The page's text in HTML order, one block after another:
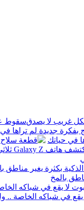
سقوط
في حياتك
بالمخ
يقع في شباكه الخاصة ..